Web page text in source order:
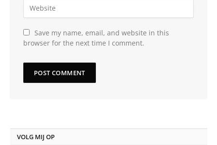
Save my name, email, and website in this
browser for the next time I comment.
VOLG MIJ OP